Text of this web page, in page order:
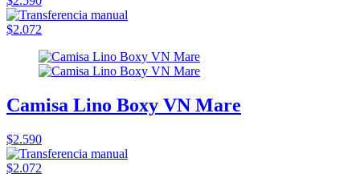
$2.072
Camisa Lino Boxy VN Mare
$2.590
$2.072